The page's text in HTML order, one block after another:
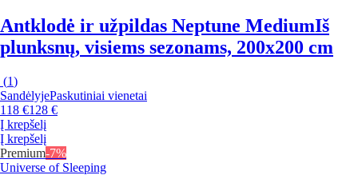
Antklodė ir užpildas Neptune MediumIš
plunksnų, visiems sezonams, 200x200 cm
(1)
SandėlyjePaskutiniai vienetai
118 €128 €
Į krepšelį
Į krepšelį
Premium-7%
Universe of Sleeping